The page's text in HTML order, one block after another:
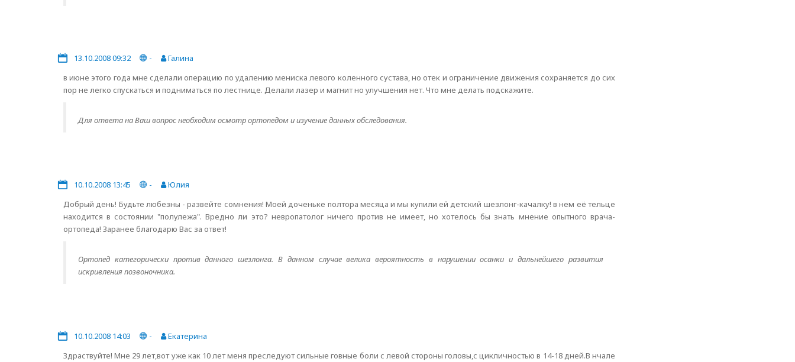
13.10.2008 09:32 -
Галина
в июне этого года мне сделали операцию по удалению мениска левого коленного сустава, но отек и ограничение движения сохраняется до сих
пор не легко спускаться и подниматься по лестнице. Делали лазер и магнит но улучшения нет. Что мне делать подскажите.
Для ответа на Ваш вопрос необходим осмотр ортопедом и изучение данных обследования.
10.10.2008 13:45 -
Юлия
Добрый день! Будьте любезны - развейте сомнения! Моей доченьке полтора месяца и мы купили ей детский шезлонг-качалку! в нем её тельце
находится в состоянии "полулежа". Вредно ли это? невропатолог ничего против не имеет, но хотелось бы знать мнение опытного врача-
ортопеда! Заранее благодарю Вас за ответ!
Ортопед категорически против данного шезлонга. В данном случае велика вероятность в нарушении осанки и дальнейшего развития
искривления позвоночника.
10.10.2008 14:03 -
Екатерина
Здраствуйте! Мне 29 лет,вот уже как 10 лет меня преследуют сильные говные боли с левой стороны головы,с цикличностью в 14-18 дней.В нчале